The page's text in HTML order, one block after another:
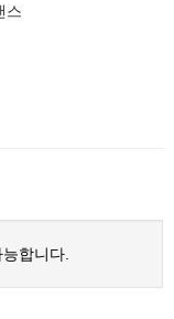
스
합니다.